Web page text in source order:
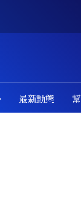
最新動態